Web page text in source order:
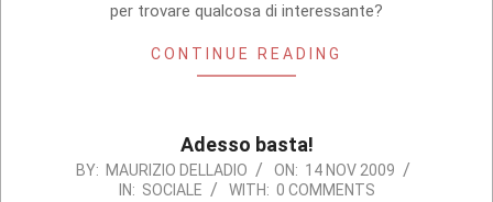
per trovare qualcosa di interessante?
CONTINUE READING
Adesso basta!
2009-
BY: MAURIZIO DELLADIO ON: 14 NOV 2009
IN: SOCIALE WITH: 0 COMMENTS